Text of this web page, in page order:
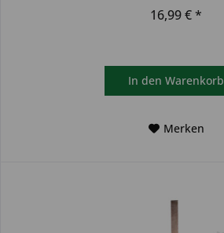
16,99 € *
In den Warenkorb
Merken